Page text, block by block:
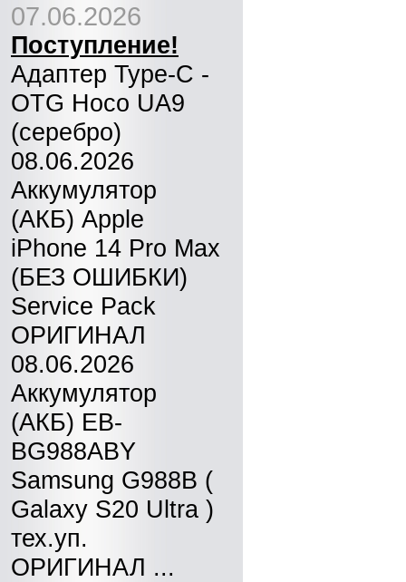
07.06.2026
Поступление!
Адаптер Type-C -
OTG Hoco UA9
(серебро)
08.06.2026
Аккумулятор
(АКБ) Apple
iPhone 14 Pro Max
(БЕЗ ОШИБКИ)
Service Pack
ОРИГИНАЛ
08.06.2026
Аккумулятор
(АКБ) EB-
BG988ABY
Samsung G988B (
Galaxy S20 Ultra )
тех.уп.
ОРИГИНАЛ ...